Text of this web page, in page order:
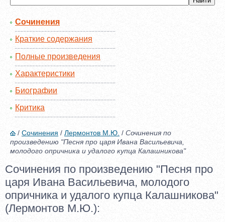
Сочинения
Краткие содержания
Полные произведения
Характеристики
Биографии
Критика
/ Сочинения / Лермонтов М.Ю. / Сочинения по
произведению "Песня про царя Ивана Васильевича,
молодого опричника и удалого купца Калашникова"
Сочинения по произведению "Песня про
царя Ивана Васильевича, молодого
опричника и удалого купца Калашникова"
(Лермонтов М.Ю.):